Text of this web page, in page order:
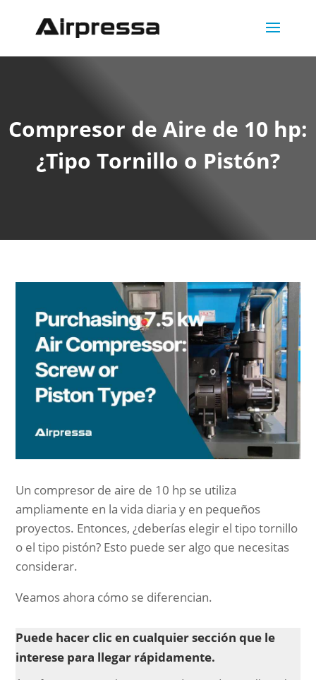
Compresor de Aire de 10 hp:
¿Tipo Tornillo o Pistón?
Un compresor de aire de 10 hp se utiliza
ampliamente en la vida diaria y en pequeños
proyectos. Entonces, ¿deberías elegir el tipo tornillo
o el tipo pistón? Esto puede ser algo que necesitas
considerar.
Veamos ahora cómo se diferencian.
Puede hacer clic en cualquier sección que le
interese para llegar rápidamente.